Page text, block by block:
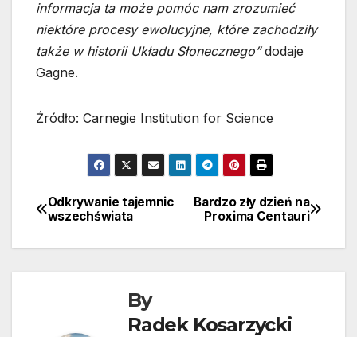
informacja ta może pomóc nam zrozumieć
niektóre procesy ewolucyjne, które zachodziły
także w historii Układu Słonecznego”dodaje
Gagne.
Źródło: Carnegie Institution for Science
Nawigacja
wpisu
Bardzo zły dzień na
Proxima Centauri
Odkrywanie tajemnic
wszechświata
By
Radek Kosarzycki